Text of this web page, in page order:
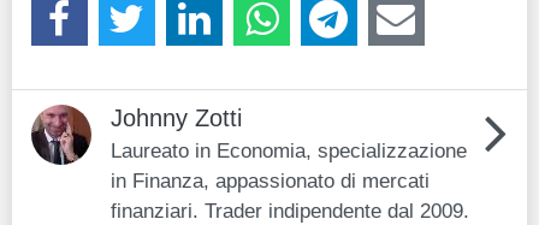
Johnny Zotti
Laureato in Economia, specializzazione
in Finanza, appassionato di mercati
finanziari. Trader indipendente dal 2009.